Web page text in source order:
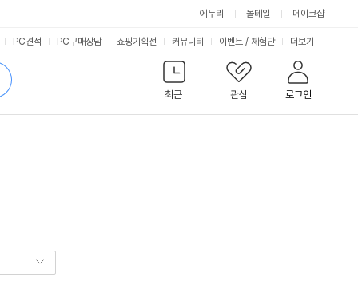
에누리 몰테일 메이크샵
최근
관심 로그인
PC견적 PC구매상담 쇼핑기획전 커뮤니티 이벤트 / 체험단 서
비
스
더보기